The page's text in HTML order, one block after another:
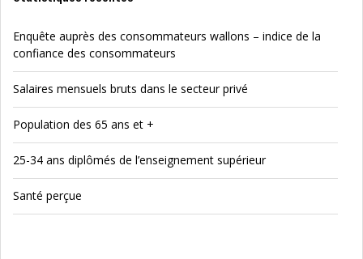
Enquête auprès des consommateurs wallons – indice de la
confiance des consommateurs
Salaires mensuels bruts dans le secteur privé
Population des 65 ans et +
25-34 ans diplômés de l’enseignement supérieur
Santé perçue